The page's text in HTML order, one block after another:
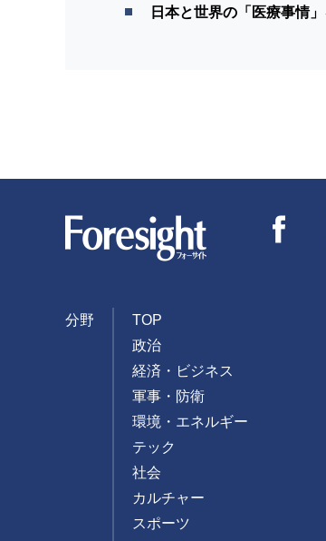
日本と世界の「医療事情
分野
TOP
政治
経済・ビジネス
軍事・防衛
環境・エネルギー
テック
社会
カルチャー
スポーツ